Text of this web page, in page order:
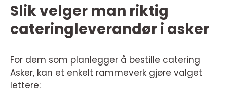
Slik velger man riktig
cateringleverandør i asker
For dem som planlegger å bestille catering
Asker, kan et enkelt rammeverk gjøre valget
lettere: